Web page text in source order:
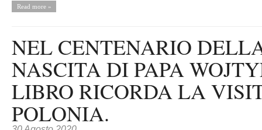
Read more »
NEL CENTENARIO
NASCITA DI PAPA
LIBRO RICORDA LA
POLONIA.